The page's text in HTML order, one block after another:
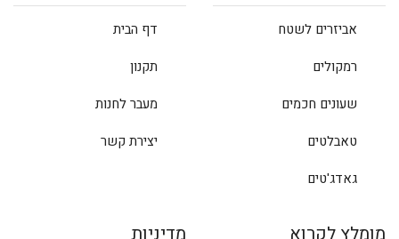
אביזרים לשטח
רמקולים
שעונים חכמים
טאבלטים
גאדג'טים
דף הבית
תקנון
מעבר לחנות
יצירת קשר